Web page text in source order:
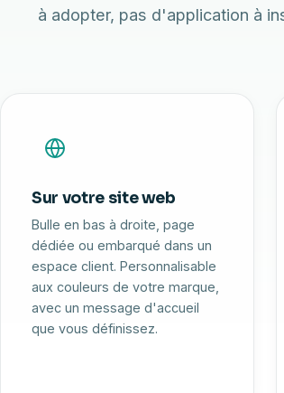
à adopter, pas d'application à
Sur votre site web
Bulle en bas à droite, page
dédiée ou embarqué dans un
espace client. Personnalisable
aux couleurs de votre marque,
avec un message d'accueil
que vous définissez.